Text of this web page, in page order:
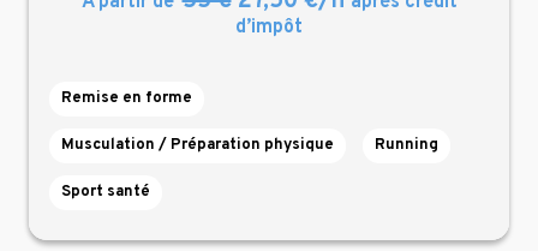
d’impôt
Remise en forme
Musculation / Préparation physique Running
Sport santé